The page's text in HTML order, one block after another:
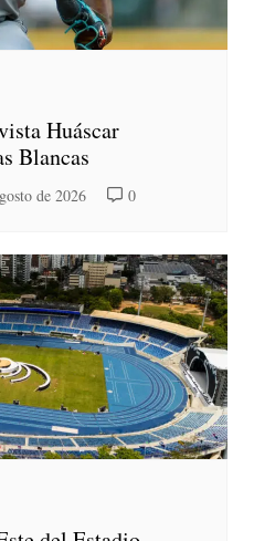
Huáscar
Blancas
de 2026 0